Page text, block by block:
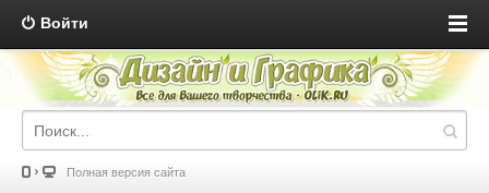
Войти
Полная версия сайта